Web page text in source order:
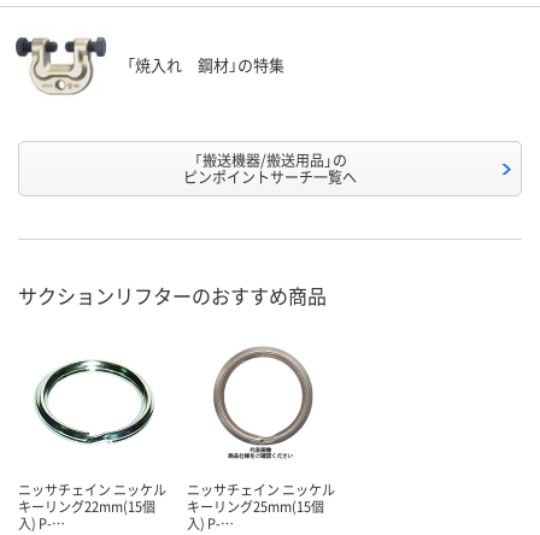
「焼入れ 鋼材」の特集
「搬送機器/搬送用品」の
ピンポイントサーチ一覧へ
サクションリフターのおすすめ商品
ニッサチェイン ニッケル
キーリング22mm(15個
入) P-…
ニッサチェイン ニッケル
キーリング25mm(15個
入) P-…